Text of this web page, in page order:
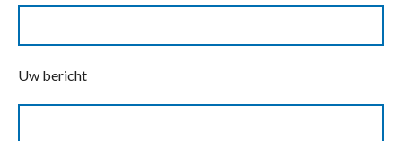
Uw bericht